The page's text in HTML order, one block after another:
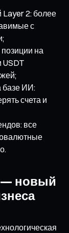
2: более
с
на
USDT
базе ИИ:
счета и
все
— новый